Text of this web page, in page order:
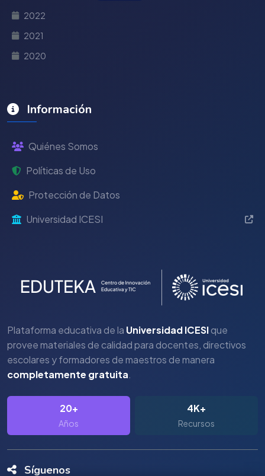
2022
2021
2020
Información
Quiénes Somos
Políticas de Uso
Protección de Datos
Universidad ICESI
Plataforma educativa de la Universidad ICESIque
provee materiales de calidad para docentes, directivos
escolares y formadores de maestros de manera
completamente gratuita.
20+
Años
4K+
Recursos
Síguenos